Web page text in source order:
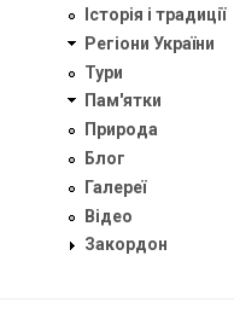
Історія і традиції
Регіони України
Тури
Пам'ятки
Природа
Блог
Галереї
Відео
Закордон